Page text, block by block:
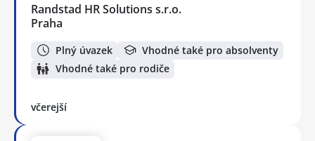
Randstad HR Solutions s.r.o.
Praha
Plný úvazek
Vhodné také pro absolventy
Vhodné také pro rodiče
včerejší